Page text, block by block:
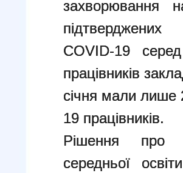
COVID-19
працівників
січня мали лише
19 працівників.
Рішення про
середньої